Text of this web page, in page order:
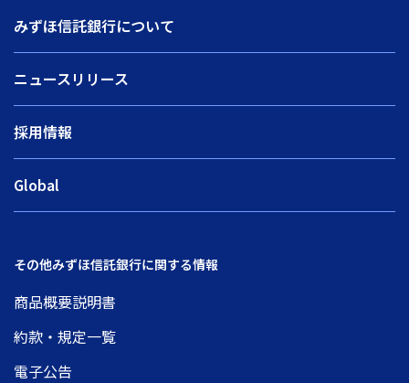
みずほ信託銀行について
ニュースリリース
採用情報
Global
その他みずほ信託銀行に関する情報
商品概要説明書
約款・規定一覧
電子公告